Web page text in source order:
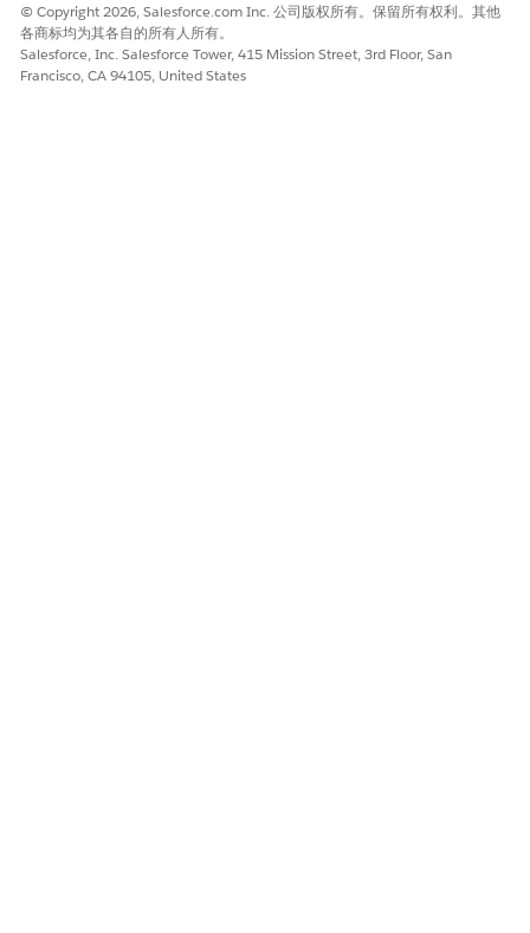
© Copyright 2026, Salesforce.com Inc. 公司版权所有。保留所有权利。其他
各商标均为其各自的所有人所有。
Salesforce, Inc. Salesforce Tower, 415 Mission Street, 3rd Floor, San
Francisco, CA 94105, United States